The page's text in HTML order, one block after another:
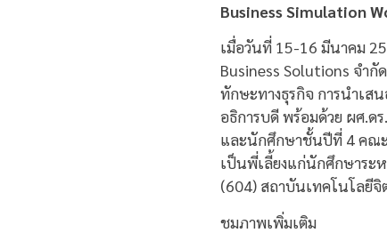
Business Simulation
เมื่อวันที่ 15-16 มีนาคม
Business Solutions จำ
ทักษะทางธุรกิจ การนำเส
อธิการบดี พร้อมด้วย ผศ.ด
และนักศึกษาชั้นปีที่ 4 คณะ
เป็นพี่เลี้ยงแก่นักศึกษาระ
(604) สถาบันเทคโนโลยีจิ
ชมภาพเพิ่มเติม